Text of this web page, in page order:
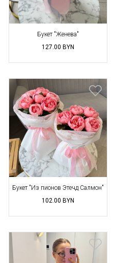
Букет "Женева"
127.00 BYN
Букет "Из пионов Этечд Салмон"
102.00 BYN